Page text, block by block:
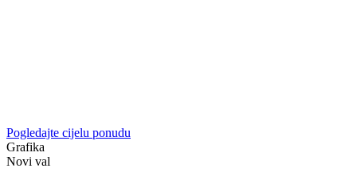
Pogledajte cijelu ponudu
Grafika
Novi val